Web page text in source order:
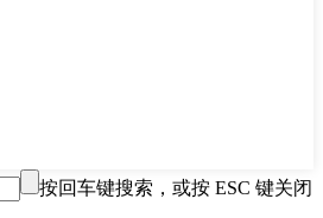
按回车键搜索，或按 ESC 键关闭